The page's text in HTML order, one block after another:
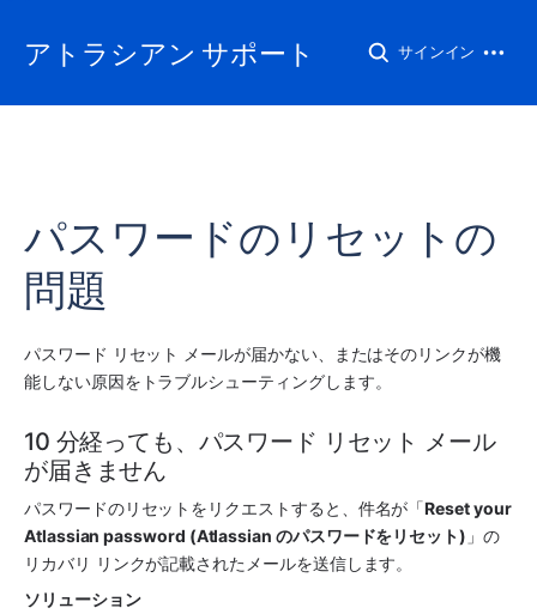
アトラシアン サポート サインイン
パスワードのリセットの
問題
パスワード リセット メールが届かない、またはそのリンクが機
能しない原因をトラブルシューティングします。
10 分経っても、パスワード リセット メール
が届きません
パスワードのリセットをリクエストすると、件名が「Reset your
Atlassian password (Atlassian のパスワードをリセット) 」の
リカバリ リンクが記載されたメールを送信します。
ソリューション